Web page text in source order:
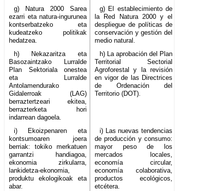
g) Natura 2000 Sarea
ezarri eta natura-ingurunea
kontserbatzeko eta
kudeatzeko politikak
hedatzea.
g) El establecimiento de
la Red Natura 2000 y el
despliegue de políticas de
conservación y gestión del
medio natural.
h) Nekazaritza eta
Basozaintzako Lurralde
Plan Sektoriala onestea
eta Lurralde
Antolamendurako
Gidalerroak (LAG)
berraztertzeari ekitea,
berrazterketa hori
indarrean dagoela.
h) La aprobación del Plan
Territorial Sectorial
Agroforestal y la revisión
en vigor de las Directrices
de Ordenación del
Territorio (DOT).
i) Ekoizpenaren eta
kontsumoaren joera
berriak: tokiko merkatuen
garrantzi handiagoa,
ekonomia zirkularra,
lankidetza-ekonomia,
produktu ekologikoak eta
abar.
i) Las nuevas tendencias
de producción y consumo:
mayor peso de los
mercados locales,
economía circular,
economía colaborativa,
productos ecológicos,
etcétera.